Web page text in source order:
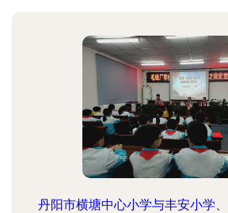
丹阳市横塘中心小学与丰安小学